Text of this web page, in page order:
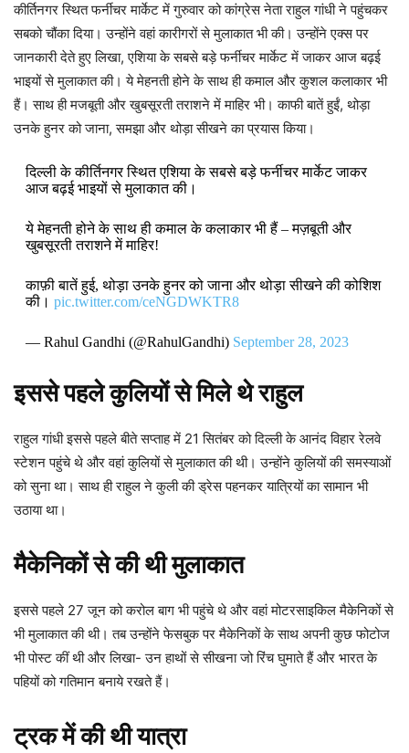
कीर्तिनगर स्थित फर्नीचर मार्केट में गुरुवार को कांग्रेस नेता राहुल गांधी ने पहुंचकर
सबको चौंका दिया। उन्होंने वहां कारीगरों से मुलाकात भी की। उन्होंने एक्स पर
जानकारी देते हुए लिखा, एशिया के सबसे बड़े फर्नीचर मार्केट में जाकर आज बढ़ई
भाइयों से मुलाकात की। ये मेहनती होने के साथ ही कमाल और कुशल कलाकार भी
हैं। साथ ही मजबूती और खुबसूरती तराशने में माहिर भी। काफी बातें हुईं, थोड़ा
उनके हुनर को जाना, समझा और थोड़ा सीखने का प्रयास किया।
दिल्ली के कीर्तिनगर स्थित एशिया के सबसे बड़े फर्नीचर मार्केट जाकर
आज बढ़ई भाइयों से मुलाकात की।
ये मेहनती होने के साथ ही कमाल के कलाकार भी हैं – मज़बूती और
खुबसूरती तराशने में माहिर!
काफ़ी बातें हुई, थोड़ा उनके हुनर को जाना और थोड़ा सीखने की कोशिश
की। pic.twitter.com/ceNGDWKTR8
— Rahul Gandhi (@RahulGandhi) September 28, 2023
इससे पहले कुलियों से मिले थे राहुल
राहुल गांधी इससे पहले बीते सप्ताह में 21 सितंबर को दिल्ली के आनंद विहार रेलवे
स्टेशन पहुंचे थे और वहां कुलियों से मुलाकात की थी। उन्होंने कुलियों की समस्याओं
को सुना था। साथ ही राहुल ने कुली की ड्रेस पहनकर यात्रियों का सामान भी
उठाया था।
मैकेनिकों से की थी मुलाकात
इससे पहले 27 जून को करोल बाग भी पहुंचे थे और वहां मोटरसाइकिल मैकेनिकों से
भी मुलाकात की थी। तब उन्होंने फेसबुक पर मैकेनिकों के साथ अपनी कुछ फोटोज
भी पोस्ट कीं थी और लिखा- उन हाथों से सीखना जो रिंच घुमाते हैं और भारत के
पहियों को गतिमान बनाये रखते हैं।
ट्रक में की थी यात्रा